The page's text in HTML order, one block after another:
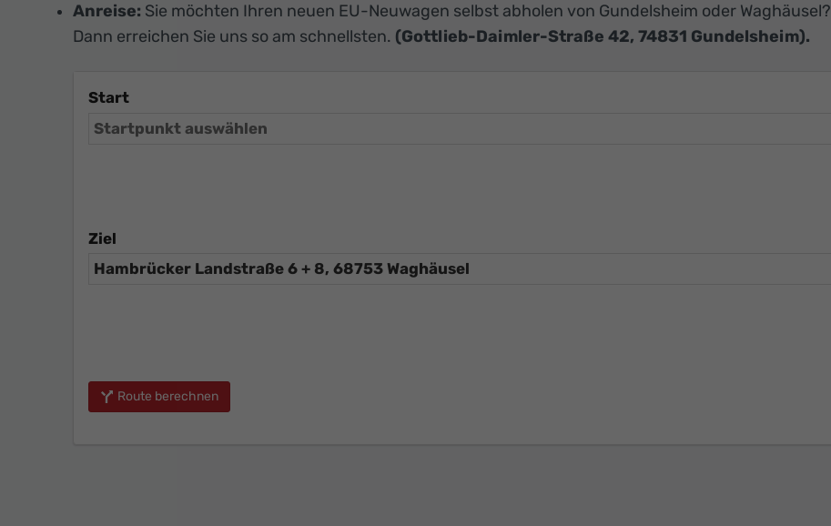
Anreise: Sie möchten Ihren neuen EU-Neuwagen selbst abholen von Gundelsheim oder Waghäusel?
Dann erreichen Sie uns so am schnellsten. (Gottlieb-Daimler-Straße 42, 74831 Gundelsheim).
Start
Ziel
Route berechnen